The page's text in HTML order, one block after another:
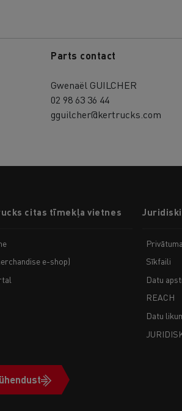
Parts contact
Gwenaël GUILCHER
02 98 63 36 44
gguilcher@kertrucks.com
citas tīmekļa vietnes
e-shop)
Sīkfaili
Datu
REACH
Datu